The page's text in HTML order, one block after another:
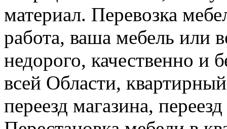
материал. Перевозка
работа, ваша мебель или
недорого, качественно и
всей Области,
переезд магазина,